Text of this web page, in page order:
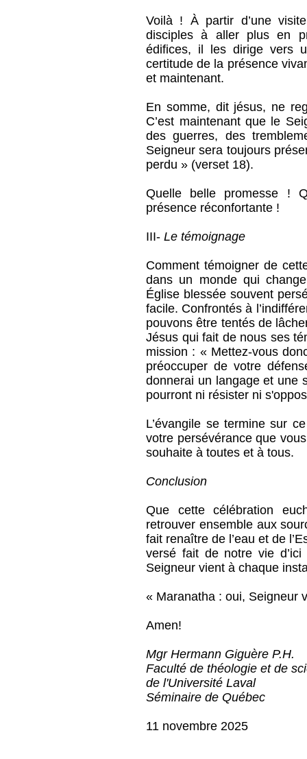
Voilà ! À partir d’une
disciples à aller plus en
édifices, il les dirige vers
certitude de la présence
et maintenant.
En somme, dit jésus, ne
C’est maintenant que le
des guerres, des
Seigneur sera toujours
perdu » (verset 18).
Quelle belle promesse !
présence réconfortante !
III-Le témoignage
Comment témoigner de
dans un monde qui
Église blessée souvent
facile. Confrontés à
pouvons être tentés de
Jésus qui fait de nous ses
mission : « Mettez-vous
préoccuper de votre
donnerai un langage et une
pourront ni résister ni
L’évangile se termine sur
votre persévérance que
souhaite à toutes et à tous.
Conclusion
Que cette célébration
retrouver ensemble aux
fait renaître de l’eau et de
versé fait de notre vie
Seigneur vient à chaque
« Maranatha : oui, Seigneur
Amen!
Mgr Hermann Giguère P.H.
Faculté de théologie et de
de l'Université Laval
Séminaire de Québec
11 novembre 2025